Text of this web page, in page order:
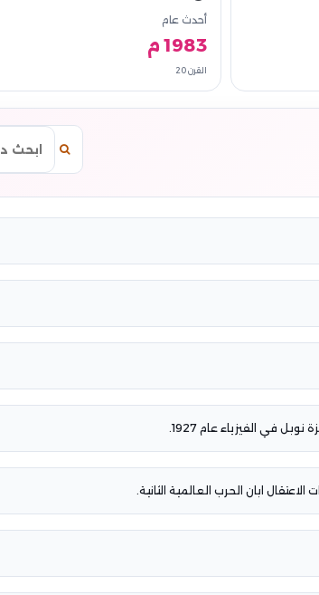
أحدث عام
1983 م
القرن 20
في الفيزياء عام 1927.
ابان الحرب العالمية الثانية.